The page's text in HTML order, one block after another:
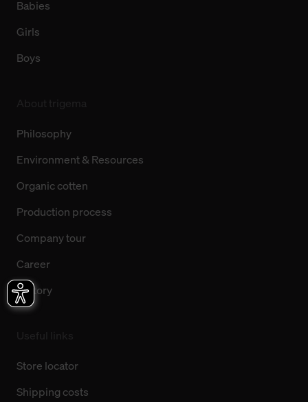
Babies
Girls
Boys
Philosophy
Environment & Resources
Organic cotten
Production process
Company tour
Career
History
Store locator
Shipping costs